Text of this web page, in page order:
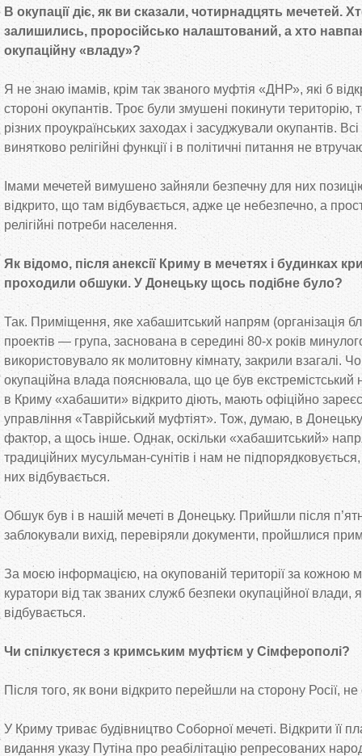
В окупації діє, як ви сказали, чотирнадцять мечетей.
залишились, проросійсько налаштований, а хто
окупаційну «владу»?
Я не знаю імамів, крім так званого муфтія «ДНР», які б
стороні окупантів. Троє були змушені покинути
різних проукраїнських заходах і засуджували окупантів.
винятково релігійні функції і в політичні питання не
Імами мечетей вимушено зайняли безпечну для них
відкрито, що там відбувається, адже це небезпечно, а
релігійні потреби населення.
Як відомо, після анексії Криму в мечетях і будинках
проходили обшуки. У Донецьку щось подібне було?
Так. Приміщення, яке хабашитський напрям (організація
проектів — група, заснована в середині 80-х років
використовувало як молитовну кімнату, закрили взагалі.
окупаційна влада пояснювала, що це був
в Криму «хабашити» відкрито діють, мають офіційно
управління «Таврійський муфтіят». Тож, думаю, в Донецьку
фактор, а щось інше. Однак, оскільки «хабашитський»
традиційних мусульман-сунітів і нам не
них відбувається.
Обшук був і в нашій мечеті в Донецьку. Прийшли після
заблокували вихід, перевіряли документи, пройшлися
За моєю інформацією, на окупованій території за кожною
куратори від так званих служб безпеки окупаційної влади,
відбувається.
Чи спілкуєтеся з кримським муфтієм у Сімферополі?
Після того, як вони відкрито перейшли на сторону Росії, не
У Криму триває будівництво Соборної мечеті. Відкрити її
видання указу Путіна про реабілітацію репресованих